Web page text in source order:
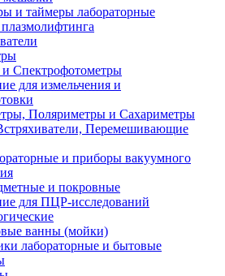
и таймеры лабораторные
Спектрофотометры
для измельчения и
Поляриметры и Сахариметры
Перемешивающие
и приборы вакуумного
и покровные
для ПЦР-исследований
ванны (мойки)
лабораторные и бытовые